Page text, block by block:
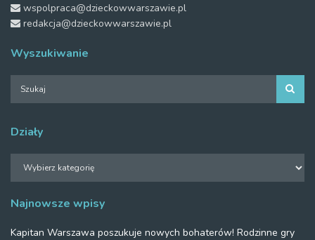
wspolpraca@dzieckowwarszawie.pl
redakcja@dzieckowwarszawie.pl
Wyszukiwanie
Działy
Najnowsze wpisy
Kapitan Warszawa poszukuje nowych bohaterów! Rodzinne gry